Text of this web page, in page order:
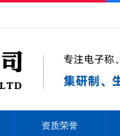
资质荣誉